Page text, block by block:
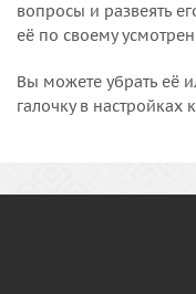
вопросы и развеять
её по своему
Вы можете убрать её
галочку в